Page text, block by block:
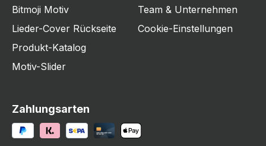
Bitmoji Motiv
Lieder-Cover Rückseite
Produkt-Katalog
Motiv-Slider
Team & Unternehmen
Cookie-Einstellungen
Zahlungsarten